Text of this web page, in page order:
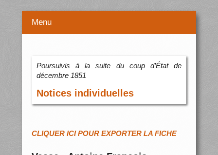
Menu
Poursuivis à la suite du coup d’État de
décembre 1851
Notices individuelles
CLIQUER ICI POUR EXPORTER LA FICHE